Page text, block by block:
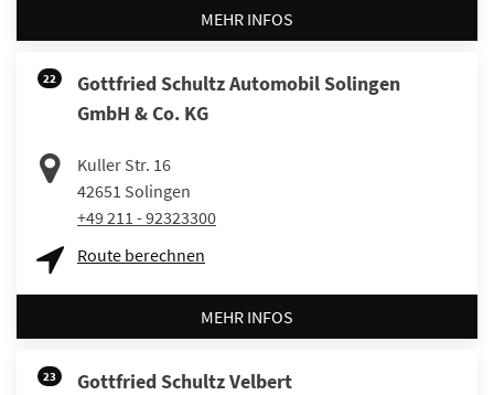
MEHR INFOS
22
Gottfried Schultz Automobil Solingen
GmbH & Co. KG
Kuller Str. 16
42651 Solingen
+49 211 - 92323300
Route berechnen
MEHR INFOS
23 Gottfried Schultz Velbert